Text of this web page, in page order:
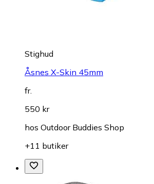
Stighud
Åsnes X-Skin 45mm
fr.
550 kr
hos Outdoor Buddies Shop
+11 butiker